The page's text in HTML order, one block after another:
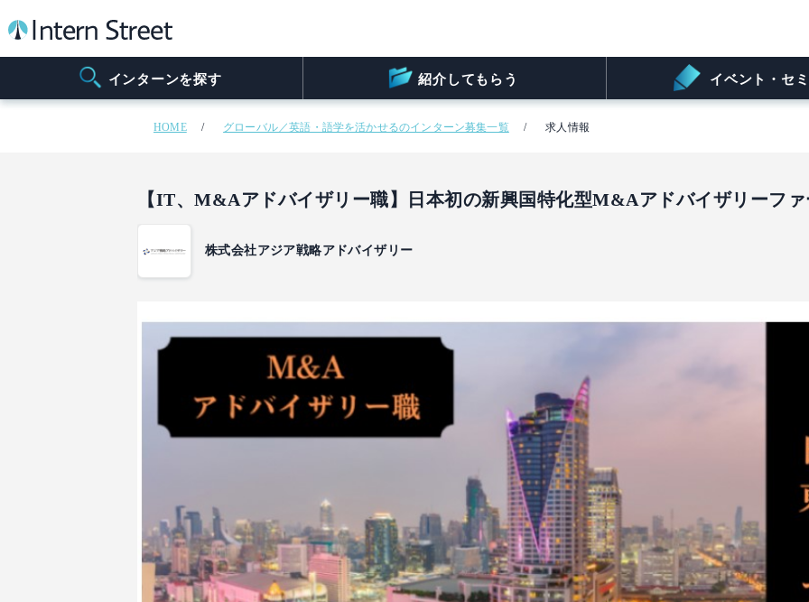
インターンを探す 紹介してもらう イベント・セ
HOME グローバル／英語・語学を活かせるのインターン募集一覧 求人情報
【IT、M&Aアドバイザリー職】日本初の新興国特化型M&Aアドバイザリーフ
株式会社アジア戦略アドバイザリー